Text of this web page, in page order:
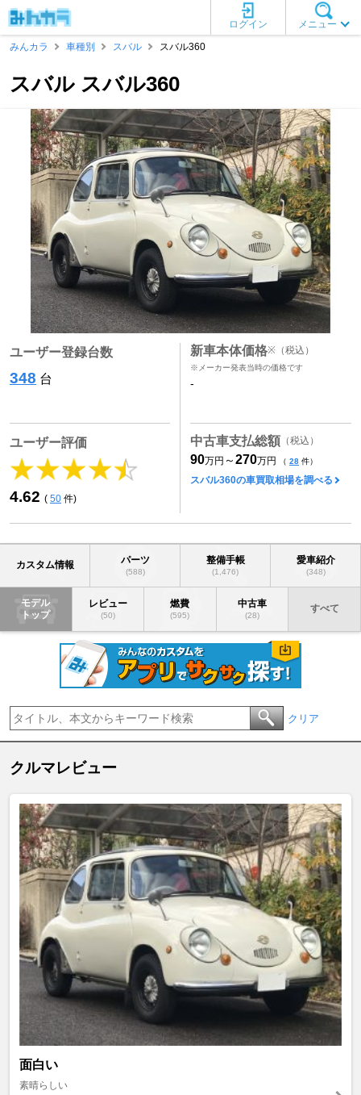
メニュー
ログイン
みんカラ
車種別 スバル スバル360
スバル スバル360
ユーザー登録台数
348 台
ユーザー評価
4.62 ( 50 件)
新車本体価格※ （税込）
※メーカー発表当時の価格です
-
中古車支払総額 （税込）
90万円 ～270万円 （ 28 件）
スバル360の車買取相場を調べる
カスタム情報 パーツ
(588)
整備手帳
(1,476)
愛車紹介
(348)
モデル
トップ
レビュー
(50)
燃費
(595)
中古車
(28)
すべて
クリア
クルマレビュー
面白い
素晴らしい